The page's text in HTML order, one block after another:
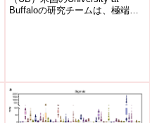
Exposure to Extreme
Buffaloの研究チームは、極端な